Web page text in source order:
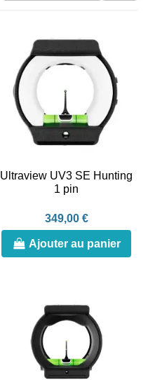
Ultraview UV3 SE Hunting
1 pin
349,00 €
Ajouter au panier